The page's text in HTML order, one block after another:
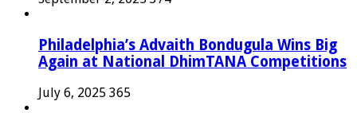
Philadelphia’s Advaith Bondugula Wins Big
Again at National DhimTANA Competitions
July 6, 2025 365